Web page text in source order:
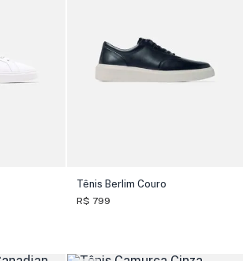
Tênis Berlim Couro
R$ 799